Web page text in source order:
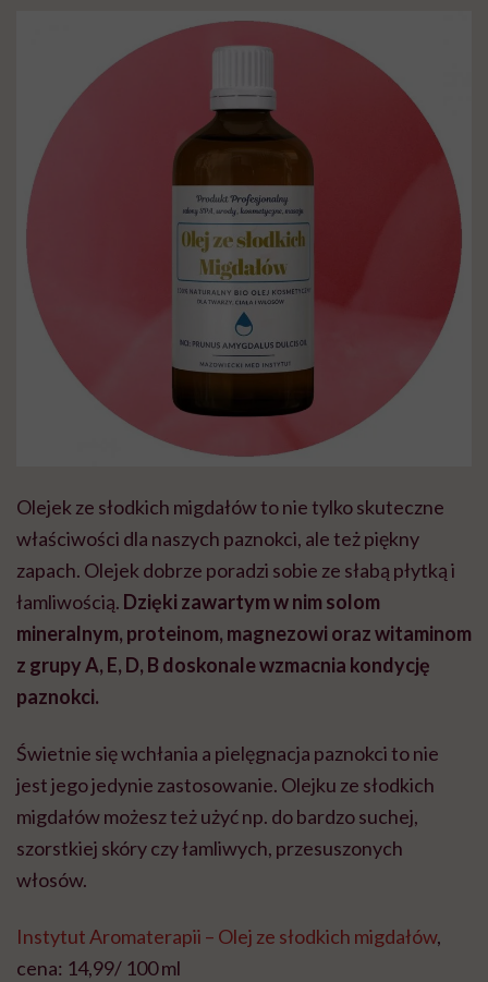
Olejek ze słodkich migdałów to nie tylko skuteczne
właściwości dla naszych paznokci, ale też piękny
zapach. Olejek dobrze poradzi sobie ze słabą płytką i
łamliwością. Dzięki zawartym w nim solom
mineralnym, proteinom, magnezowi oraz witaminom
z grupy A, E, D, B doskonale wzmacnia kondycję
paznokci.
Świetnie się wchłania a pielęgnacja paznokci to nie
jest jego jedynie zastosowanie. Olejku ze słodkich
migdałów możesz też użyć np. do bardzo suchej,
szorstkiej skóry czy łamliwych, przesuszonych
włosów.
Instytut Aromaterapii – Olej ze słodkich migdałów,
cena: 14,99/ 100 ml